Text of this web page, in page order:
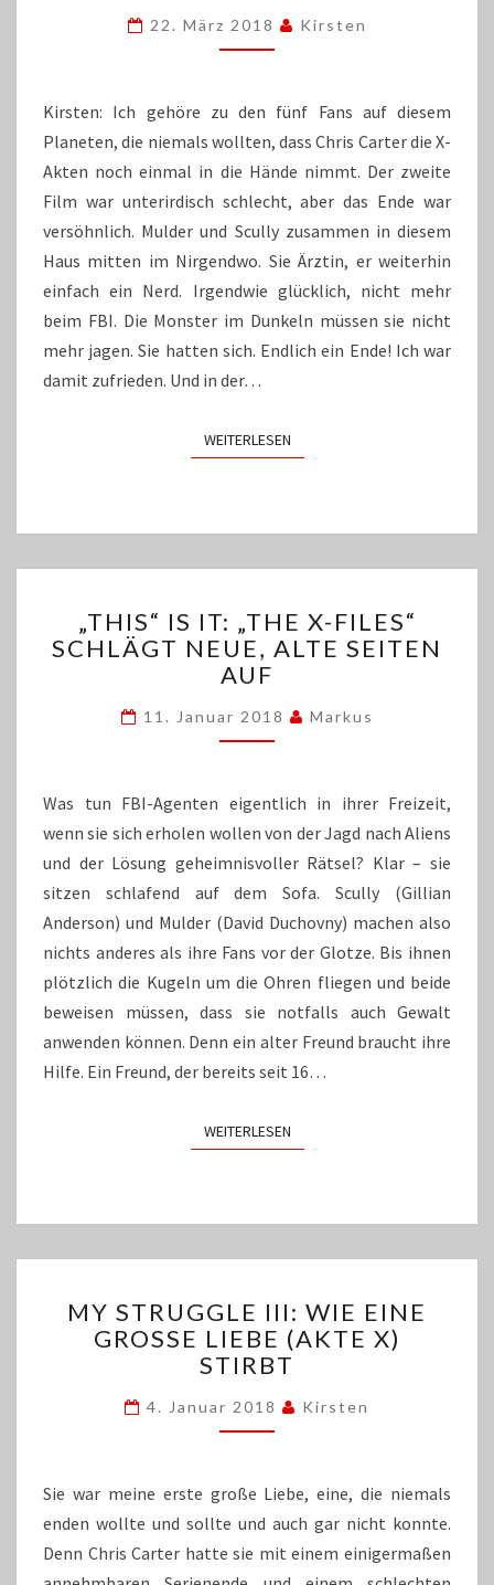
„X-
FILES“
GESCHLOSSEN
22. März 2018 Kirsten
Kirsten: Ich gehöre zu den fünf Fans auf diesem
Planeten, die niemals wollten, dass Chris Carter die X-
Akten noch einmal in die Hände nimmt. Der zweite
Film war unterirdisch schlecht, aber das Ende war
versöhnlich. Mulder und Scully zusammen in diesem
Haus mitten im Nirgendwo. Sie Ärztin, er weiterhin
einfach ein Nerd. Irgendwie glücklich, nicht mehr
beim FBI. Die Monster im Dunkeln müssen sie nicht
mehr jagen. Sie hatten sich. Endlich ein Ende! Ich war
damit zufrieden. Und in der…
WEITERLESENWEITERLESEN
IS
IT:
„THE
FILES“
SCHLÄGT
SEITEN
AUF
„THIS“ IS IT: „THE X-FILES“
SCHLÄGT NEUE, ALTE SEITEN
AUF
11. Januar 2018 Markus
Was tun FBI-Agenten eigentlich in ihrer Freizeit,
wenn sie sich erholen wollen von der Jagd nach Aliens
und der Lösung geheimnisvoller Rätsel? Klar – sie
sitzen schlafend auf dem Sofa. Scully (Gillian
Anderson) und Mulder (David Duchovny) machen also
nichts anderes als ihre Fans vor der Glotze. Bis ihnen
plötzlich die Kugeln um die Ohren fliegen und beide
beweisen müssen, dass sie notfalls auch Gewalt
anwenden können. Denn ein alter Freund braucht ihre
Hilfe. Ein Freund, der bereits seit 16…
WEITERLESENWEITERLESEN
STRUGGLE
III:
WIE
GROSSE L
IEBE (
TIRBT
MY STRUGGLE III: WIE EINE
GROSSE LIEBE (AKTE X) S
TIRBT
4. Januar 2018 Kirsten
Sie war meine erste große Liebe, eine, die niemals
enden wollte und sollte und auch gar nicht konnte.
Denn Chris Carter hatte sie mit einem einigermaßen